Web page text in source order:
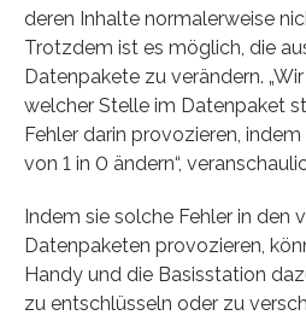
deren Inhalte normalerweise
Trotzdem ist es möglich, die
Datenpakete zu verändern.
welcher Stelle im Datenpaket
Fehler darin provozieren,
von 1 in 0 ändern“,
Indem sie solche Fehler in den
Datenpaketen provozieren,
Handy und die Basisstation
zu entschlüsseln oder zu